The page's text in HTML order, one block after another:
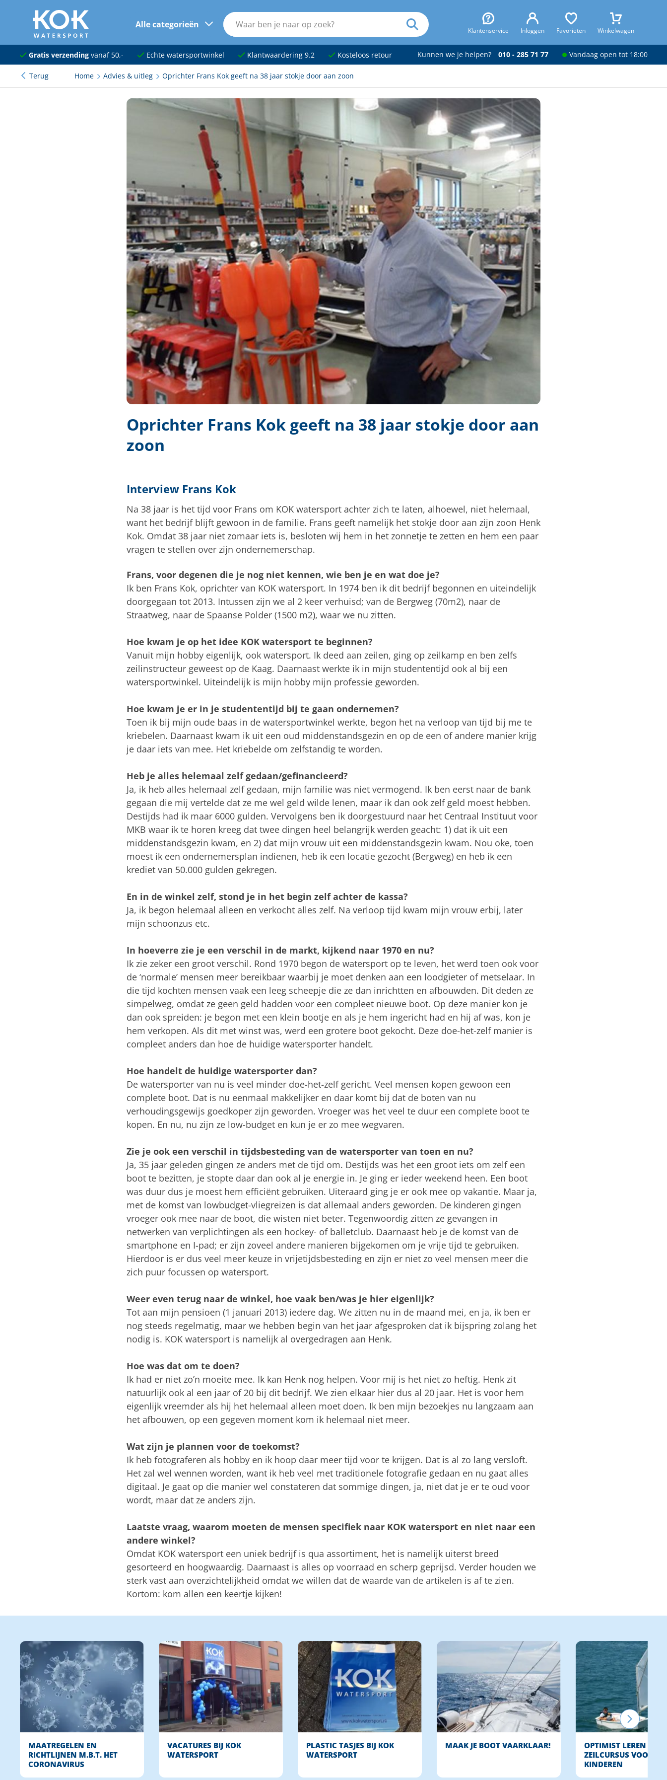
naar hoofdinhoud
Alle categorieën
Klantenservice Inloggen Favorieten Winkelwagen
Navigatie
Dekuitrusting
Ankeren en afmeren
Tuigage en dekbeslag
Boten, toebehoren en fun
Gratis verzendingvanaf 50,- Echte watersportwinkel Klantwaardering 9.2 Kosteloos retour Kunnen we je helpen? 010 - 285 71 77 Vandaag open tot 18:00
Terug Home Advies & uitleg Oprichter Frans Kok geeft na 38 jaar stokje door aan zoon
Oprichter Frans Kok geeft na 38 jaar stokje door aan
zoon
Interview Frans Kok
Na 38 jaar is het tijd voor Frans om KOK watersport achter zich te laten, alhoewel, niet helemaal,
want het bedrijf blijft gewoon in de familie. Frans geeft namelijk het stokje door aan zijn zoon Henk
Kok. Omdat 38 jaar niet zomaar iets is, besloten wij hem in het zonnetje te zetten en hem een paar
vragen te stellen over zijn ondernemerschap.
Frans, voor degenen die je nog niet kennen, wie ben je en wat doe je?
Ik ben Frans Kok, oprichter van KOK watersport. In 1974 ben ik dit bedrijf begonnen en uiteindelijk
doorgegaan tot 2013. Intussen zijn we al 2 keer verhuisd; van de Bergweg (70m2), naar de
Straatweg, naar de Spaanse Polder (1500 m2), waar we nu zitten.
Hoe kwam je op het idee KOK watersport te beginnen?
Vanuit mijn hobby eigenlijk, ook watersport. Ik deed aan zeilen, ging op zeilkamp en ben zelfs
zeilinstructeur geweest op de Kaag. Daarnaast werkte ik in mijn studententijd ook al bij een
watersportwinkel. Uiteindelijk is mijn hobby mijn professie geworden.
Hoe kwam je er in je studententijd bij te gaan ondernemen?
Toen ik bij mijn oude baas in de watersportwinkel werkte, begon het na verloop van tijd bij me te
kriebelen. Daarnaast kwam ik uit een oud middenstandsgezin en op de een of andere manier krijg
je daar iets van mee. Het kriebelde om zelfstandig te worden.
Heb je alles helemaal zelf gedaan/gefinancieerd?
Ja, ik heb alles helemaal zelf gedaan, mijn familie was niet vermogend. Ik ben eerst naar de bank
gegaan die mij vertelde dat ze me wel geld wilde lenen, maar ik dan ook zelf geld moest hebben.
Destijds had ik maar 6000 gulden. Vervolgens ben ik doorgestuurd naar het Centraal Instituut voor
MKB waar ik te horen kreeg dat twee dingen heel belangrijk werden geacht: 1) dat ik uit een
middenstandsgezin kwam, en 2) dat mijn vrouw uit een middenstandsgezin kwam. Nou oke, toen
moest ik een ondernemersplan indienen, heb ik een locatie gezocht (Bergweg) en heb ik een
krediet van 50.000 gulden gekregen.
En in de winkel zelf, stond je in het begin zelf achter de kassa?
Ja, ik begon helemaal alleen en verkocht alles zelf. Na verloop tijd kwam mijn vrouw erbij, later
mijn schoonzus etc.
In hoeverre zie je een verschil in de markt, kijkend naar 1970 en nu?
Ik zie zeker een groot verschil. Rond 1970 begon de watersport op te leven, het werd toen ook voor
de ‘normale’ mensen meer bereikbaar waarbij je moet denken aan een loodgieter of metselaar. In
die tijd kochten mensen vaak een leeg scheepje die ze dan inrichtten en afbouwden. Dit deden ze
simpelweg, omdat ze geen geld hadden voor een compleet nieuwe boot. Op deze manier kon je
dan ook spreiden: je begon met een klein bootje en als je hem ingericht had en hij af was, kon je
hem verkopen. Als dit met winst was, werd een grotere boot gekocht. Deze doe-het-zelf manier is
compleet anders dan hoe de huidige watersporter handelt.
Hoe handelt de huidige watersporter dan?
De watersporter van nu is veel minder doe-het-zelf gericht. Veel mensen kopen gewoon een
complete boot. Dat is nu eenmaal makkelijker en daar komt bij dat de boten van nu
verhoudingsgewijs goedkoper zijn geworden. Vroeger was het veel te duur een complete boot te
kopen. En nu, nu zijn ze low-budget en kun je er zo mee wegvaren.
Zie je ook een verschil in tijdsbesteding van de watersporter van toen en nu?
Ja, 35 jaar geleden gingen ze anders met de tijd om. Destijds was het een groot iets om zelf een
boot te bezitten, je stopte daar dan ook al je energie in. Je ging er ieder weekend heen. Een boot
was duur dus je moest hem efficiënt gebruiken. Uiteraard ging je er ook mee op vakantie. Maar ja,
met de komst van lowbudget-vliegreizen is dat allemaal anders geworden. De kinderen gingen
vroeger ook mee naar de boot, die wisten niet beter. Tegenwoordig zitten ze gevangen in
netwerken van verplichtingen als een hockey- of balletclub. Daarnaast heb je de komst van de
smartphone en I-pad; er zijn zoveel andere manieren bijgekomen om je vrije tijd te gebruiken.
Hierdoor is er dus veel meer keuze in vrijetijdsbesteding en zijn er niet zo veel mensen meer die
zich puur focussen op watersport.
Weer even terug naar de winkel, hoe vaak ben/was je hier eigenlijk?
Tot aan mijn pensioen (1 januari 2013) iedere dag. We zitten nu in de maand mei, en ja, ik ben er
nog steeds regelmatig, maar we hebben begin van het jaar afgesproken dat ik bijspring zolang het
nodig is. KOK watersport is namelijk al overgedragen aan Henk.
Hoe was dat om te doen?
Ik had er niet zo’n moeite mee. Ik kan Henk nog helpen. Voor mij is het niet zo heftig. Henk zit
natuurlijk ook al een jaar of 20 bij dit bedrijf. We zien elkaar hier dus al 20 jaar. Het is voor hem
eigenlijk vreemder als hij het helemaal alleen moet doen. Ik ben mijn bezoekjes nu langzaam aan
het afbouwen, op een gegeven moment kom ik helemaal niet meer.
Wat zijn je plannen voor de toekomst?
Ik heb fotograferen als hobby en ik hoop daar meer tijd voor te krijgen. Dat is al zo lang versloft.
Het zal wel wennen worden, want ik heb veel met traditionele fotografie gedaan en nu gaat alles
digitaal. Je gaat op die manier wel constateren dat sommige dingen, ja, niet dat je er te oud voor
wordt, maar dat ze anders zijn.
Laatste vraag, waarom moeten de mensen specifiek naar KOK watersport en niet naar een
andere winkel?
Omdat KOK watersport een uniek bedrijf is qua assortiment, het is namelijk uiterst breed
gesorteerd en hoogwaardig. Daarnaast is alles op voorraad en scherp geprijsd. Verder houden we
sterk vast aan overzichtelijkheid omdat we willen dat de waarde van de artikelen is af te zien.
Kortom: kom allen een keertje kijken!
MAATREGELEN EN
RICHTLIJNEN M.B.T. HET
CORONAVIRUS
VACATURES BIJ KOK
WATERSPORT
PLASTIC TASJES BIJ KOK
WATERSPORT
MAAK JE BOOT VAARKLAAR!
OPTIMIST LEREN
ZEILCURSUS VOOR
KINDEREN